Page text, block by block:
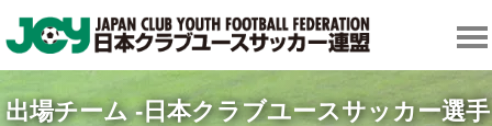
出場チーム -日本クラブユースサッカー選手